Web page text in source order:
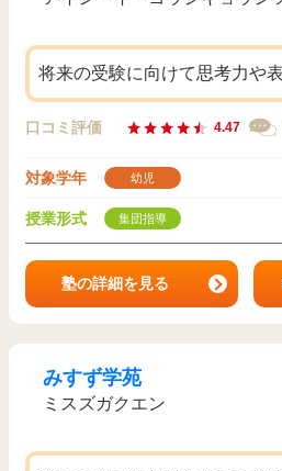
将来の受験に向けて思考力や
口コミ評価 4.47
対象学年 幼児
授業形式 集団指導
塾の詳細を見る
みすず学苑
ミスズガクエン